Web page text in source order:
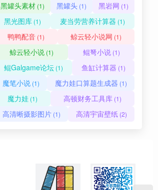
黑罐头素材 (1) 黑罐头 (1) 黑岩网 (1)
黑光图库 (1) 麦当劳营养计算器 (1)
鸭鸭配音 (1) 鲸云轻小说网 (1)
鲸云轻小说(1) 鲲弩小说(1)
鲲Galgame论坛(1) 鱼缸计算器 (1)
魔笔小说(1) 魔力娃口算题生成器 (1)
魔力娃 (1) 高顿财务工具库 (1)
高清晰摄影图片(1) 高清宇宙壁纸(2)